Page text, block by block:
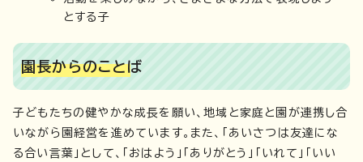
とする子
園長からのことば
子どもたちの健やかな成長を願い、地域と家庭と園が連携し合
いながら園経営を進めています。また、「あいさつは友達にな
る合い言葉」として、「おはよう」「ありがとう」「いれて」「いい